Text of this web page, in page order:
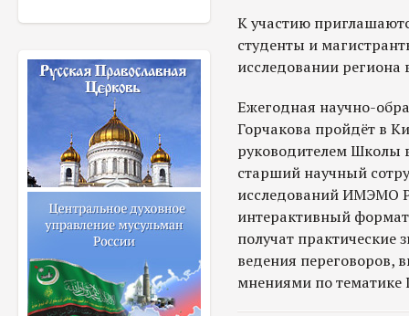
К участию
студенты и
исследовании региона
Ежегодная научно-
Горчакова пройдёт в
руководителем Школы
старший научный
исследований ИМЭМО
интерактивный
получат практические
ведения переговоров,
мнениями по